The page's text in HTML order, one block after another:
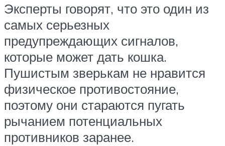
Эксперты говорят, что это один из
самых серьезных
предупреждающих сигналов,
которые может дать кошка.
Пушистым зверькам не нравится
физическое противостояние,
поэтому они стараются пугать
рычанием потенциальных
противников заранее.